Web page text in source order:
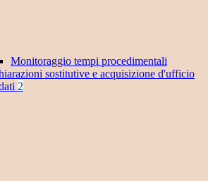
Monitoraggio tempi procedimentali
sostitutive e acquisizione d'ufficio
2